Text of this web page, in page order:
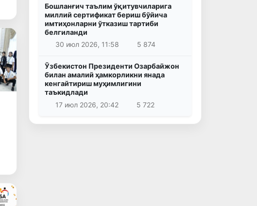
Бошланғич таълим ўқитувчиларига
миллий сертификат бериш бўйича
имтиҳонларни ўтказиш тартиби
белгиланди
30 июл 2026, 11:58
5 874
Ўзбекистон Президенти Озарбайжон
билан амалий ҳамкорликни янада
кенгайтириш муҳимлигини
таъкидлади
17 июл 2026, 20:42
5 722